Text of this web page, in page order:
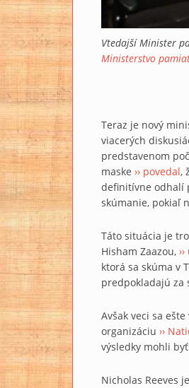
Vtedajší Minister
Ministerstvo
Teraz je nový
viacerých
predstavenom
maske ›› povedal,
definitívne odhalí
skúmanie, pokiaľ
Táto situácia je
Hisham Zaazou,
ktorá sa skúma v
predpokladajú za
Avšak veci sa
organizáciu ››
výsledky mohli
Nicholas Reeves